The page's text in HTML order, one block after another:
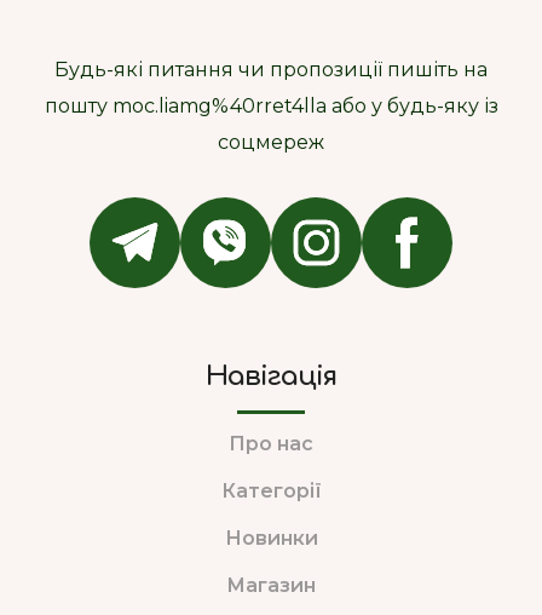
Будь-які питання чи пропозиції пишіть на
пошту moc.liamg%40rret4lla або у будь-яку із
соцмереж
Навігація
Про нас
Категорії
Новинки
Магазин